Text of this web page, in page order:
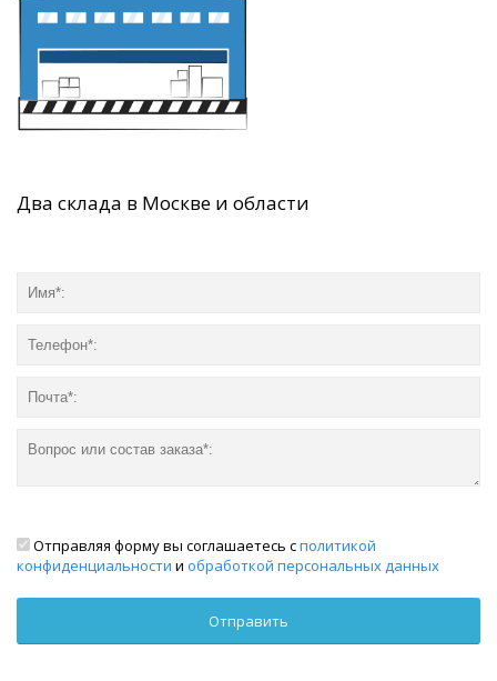
Два склада в Москве и области
Отправляя форму вы соглашаетесь сполитикой
конфиденциальности и обработкой персональных данных